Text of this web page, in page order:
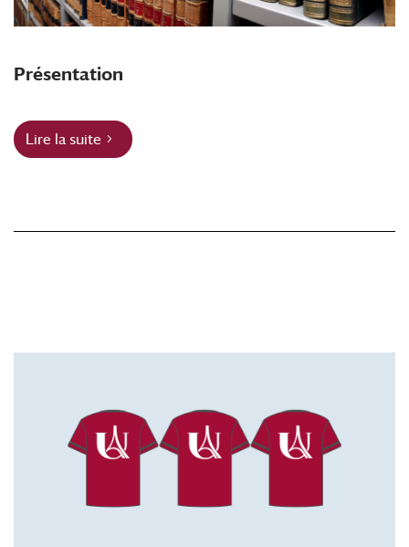
Présentation
Lire la suite